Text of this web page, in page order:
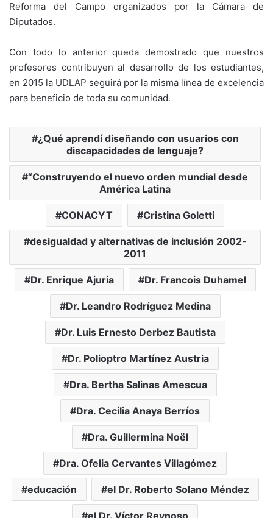
Reforma del Campo organizados por la Cámara de
Diputados.
Con todo lo anterior queda demostrado que nuestros
profesores contribuyen al desarrollo de los estudiantes,
en 2015 la UDLAP seguirá por la misma línea de excelencia
para beneficio de toda su comunidad.
¿Qué aprendí diseñando con usuarios con
discapacidades de lenguaje?
“Construyendo el nuevo orden mundial desde
América Latina
CONACYT Cristina Goletti
desigualdad y alternativas de inclusión 2002-
2011
Dr. Enrique Ajuria Dr. Francois Duhamel
Dr. Leandro Rodríguez Medina
Dr. Luis Ernesto Derbez Bautista
Dr. Polioptro Martínez Austria
Dra. Bertha Salinas Amescua
Dra. Cecilia Anaya Berríos
Dra. Guillermina Noël
Dra. Ofelia Cervantes Villagómez
educación el Dr. Roberto Solano Méndez
el Dr. Víctor Reynoso